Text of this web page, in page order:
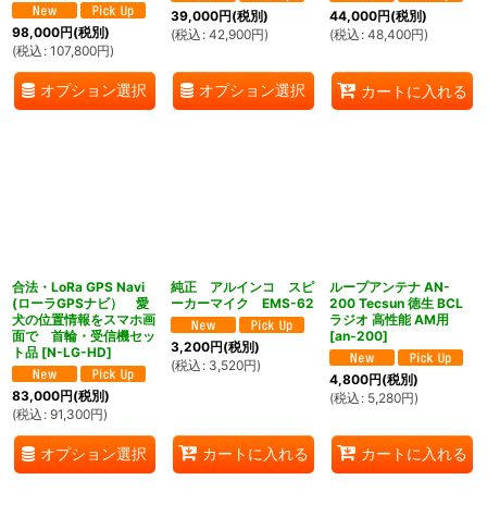
98,000円(税別)
(税込 : 107,800円)
オプション選択
39,000円(税別)
(税込 : 42,900円)
オプション選択
44,000円(税別)
(税込 : 48,400円)
カートに入れる
合法・LoRa GPS Navi
(ローラGPSナビ） 愛
犬の位置情報をスマホ画
面で 首輪・受信機セッ
ト品 [N-LG-HD]
83,000円(税別)
(税込 : 91,300円)
オプション選択
純正 アルインコ スピ
ーカーマイク EMS-62
3,200円(税別)
(税込 : 3,520円)
カートに入れる
ループアンテナ AN-
200 Tecsun 徳生 BCL
ラジオ 高性能 AM用
[an-200]
4,800円(税別)
(税込 : 5,280円)
カートに入れる